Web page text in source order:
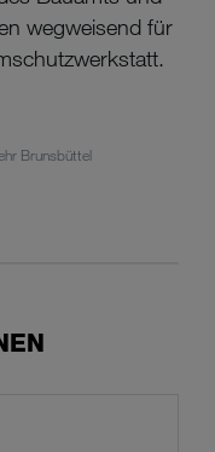
wegweisend für
Brunsbüttel